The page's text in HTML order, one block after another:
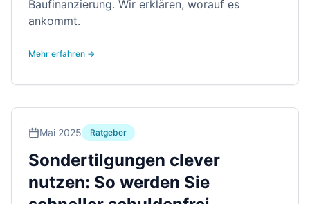
Baufinanzierung. Wir erklären, worauf es
ankommt.
Mehr erfahren →
Mai 2025 Ratgeber
Sondertilgungen clever
nutzen: So werden Sie